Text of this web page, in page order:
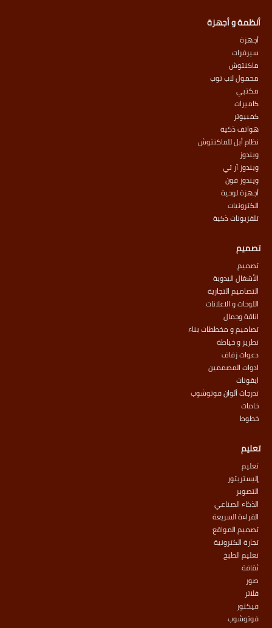
أنظمة و أجهزة
أجهزة
سيرفرات
ماكنتوش
محمول لاب توب
مكتبي
كاميرات
كمبيوتر
هواتف ذكية
نظام أبل للماكنتوش
ويندوز
ويندوز آر تي
ويندوز فون
أجهزة لوحية
الكترونيات
تلفزيونات ذكية
تصميم
تصميم
الأشغال اليدوية
التصاميم التجارية
اللوحات و الاعلانات
اناقة وجمال
تصاميم و مخططات بناء
تطريز و خياطة
دعوات زفاف
ادوات المصممين
ايقونات
تدرجات ألوان فوتوشوب
خامات
خطوط
تعليم
تعليم
إليستريتور
التصوير
الذكاء الصناعي
القراءة السريعة
تصميم المواقع
تجارة الكترونية
تعليم الطبخ
ثقافة
صور
فلاتر
فيكتور
فوتوشوب